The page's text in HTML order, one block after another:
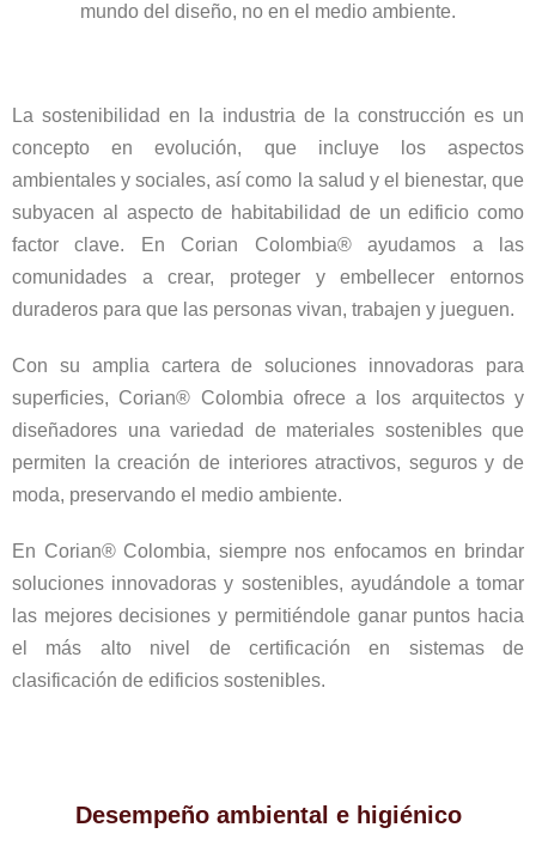
mundo del diseño, no en el medio ambiente.
La sostenibilidad en la industria de la construcción es un
concepto en evolución, que incluye los aspectos
ambientales y sociales, así como la salud y el bienestar, que
subyacen al aspecto de habitabilidad de un edificio como
factor clave. En Corian Colombia® ayudamos a las
comunidades a crear, proteger y embellecer entornos
duraderos para que las personas vivan, trabajen y jueguen.
Con su amplia cartera de soluciones innovadoras para
superficies, Corian® Colombia ofrece a los arquitectos y
diseñadores una variedad de materiales sostenibles que
permiten la creación de interiores atractivos, seguros y de
moda, preservando el medio ambiente.
En Corian® Colombia, siempre nos enfocamos en brindar
soluciones innovadoras y sostenibles, ayudándole a tomar
las mejores decisiones y permitiéndole ganar puntos hacia
el más alto nivel de certificación en sistemas de
clasificación de edificios sostenibles.
Desempeño ambiental e higiénico